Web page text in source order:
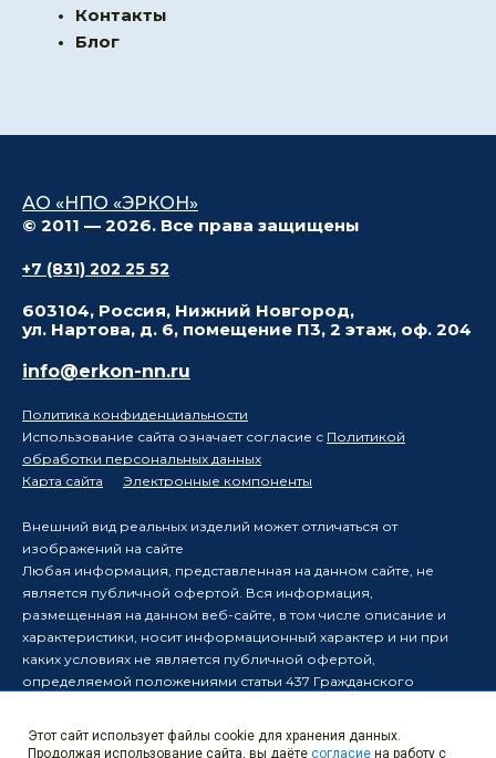
Контакты
Блог
АО «НПО «ЭРКОН»
© 2011 — 2026. Все права защищены
+7 (831) 202 25 52
603104, Россия, Нижний Новгород,
ул. Нартова, д. 6, помещение П3, 2 этаж, оф. 204
info@erkon-nn.ru
Политика конфиденциальности
Использование сайта означает согласие с Политикой
обработки персональных данных
Карта сайта
Электронные компоненты
Внешний вид реальных изделий может отличаться от
изображений на сайте
Любая информация, представленная на данном сайте, не
является публичной офертой. Вся информация,
размещенная на данном веб-сайте, в том числе описание и
характеристики, носит информационный характер и ни при
каких условиях не является публичной офертой,
определяемой положениями статьи 437 Гражданского
Производитель оставляет за собой право в одностороннем
порядке вносить изменения в информацию, размещенную на
Этот сайт использует файлы cookie для хранения данных.
Продолжая использование сайта, вы даёте согласие на работу с